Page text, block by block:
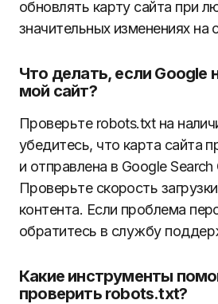
обновлять карту сайта при
значительных изменениях на
Что делать, если Google
мой сайт?
Проверьте robots.txt на
убедитесь, что карта сайта
и отправлена в Google Search
Проверьте скорость
контента. Если проблема
обратитесь в службу
Какие инструменты
проверить robots.txt?